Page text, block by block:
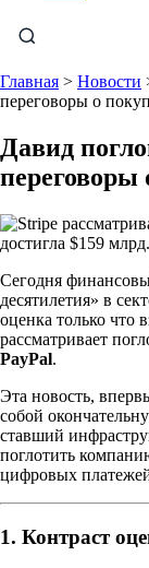
Главная > Новости
переговоры о
Давид
переговоры
Сегодня
десятилетия» в
оценка только что
рассматривает
PayPal.
Эта новость,
собой
ставший
поглотить
цифровых
1. Контраст